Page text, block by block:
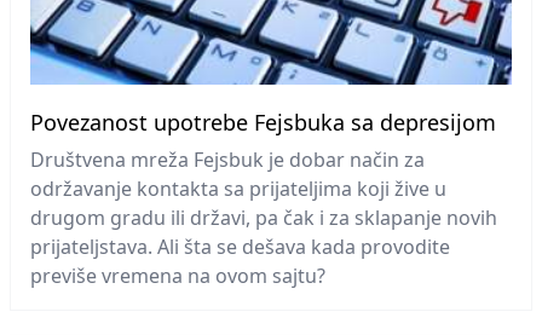
Povezanost upotrebe Fejsbuka sa depresijom
Društvena mreža Fejsbuk je dobar način za
održavanje kontakta sa prijateljima koji žive u
drugom gradu ili državi, pa čak i za sklapanje novih
prijateljstava. Ali šta se dešava kada provodite
previše vremena na ovom sajtu?